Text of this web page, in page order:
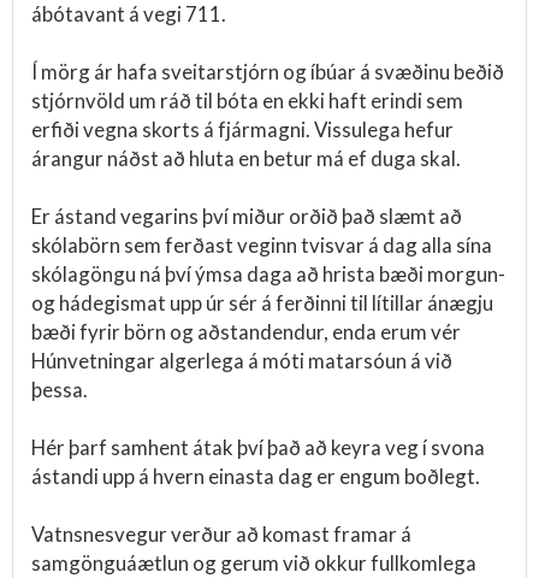
ábótavant á vegi 711.
Í mörg ár hafa sveitarstjórn og íbúar á svæðinu beðið
stjórnvöld um ráð til bóta en ekki haft erindi sem
erfiði vegna skorts á fjármagni. Vissulega hefur
árangur náðst að hluta en betur má ef duga skal.
Er ástand vegarins því miður orðið það slæmt að
skólabörn sem ferðast veginn tvisvar á dag alla sína
skólagöngu ná því ýmsa daga að hrista bæði morgun-
og hádegismat upp úr sér á ferðinni til lítillar ánægju
bæði fyrir börn og aðstandendur, enda erum vér
Húnvetningar algerlega á móti matarsóun á við
þessa.
Hér þarf samhent átak því það að keyra veg í svona
ástandi upp á hvern einasta dag er engum boðlegt.
Vatnsnesvegur verður að komast framar á
samgönguáætlun og gerum við okkur fullkomlega